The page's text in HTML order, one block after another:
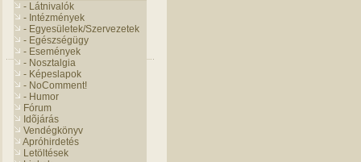
- Látnivalók
- Intézmények
- Egyesületek/Szervezetek
- Egészségügy
- Események
- Nosztalgia
- Képeslapok
- NoComment!
- Humor
Fórum
Idõjárás
Vendégkönyv
Apróhirdetés
Letöltések